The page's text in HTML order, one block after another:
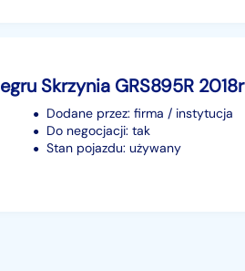
Skrzynia GRS895R 2018r
Dodane przez: firma / instytucja
Do negocjacji: tak
Stan pojazdu: używany